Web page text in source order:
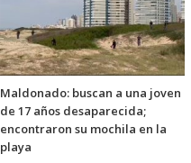
Maldonado: buscan a una joven
de 17 años desaparecida;
encontraron su mochila en la
playa